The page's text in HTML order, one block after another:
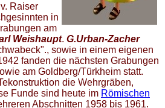
Raiser
in
am
Weishaupt. G.Urban-Zacher
sowie in einem eigenen
fanden die nächsten Grabungen
am Goldberg/Türkheim statt.
die Wehrgräben,
Funde sind heute im Römischen
Abschnitten 1958 bis 1961.